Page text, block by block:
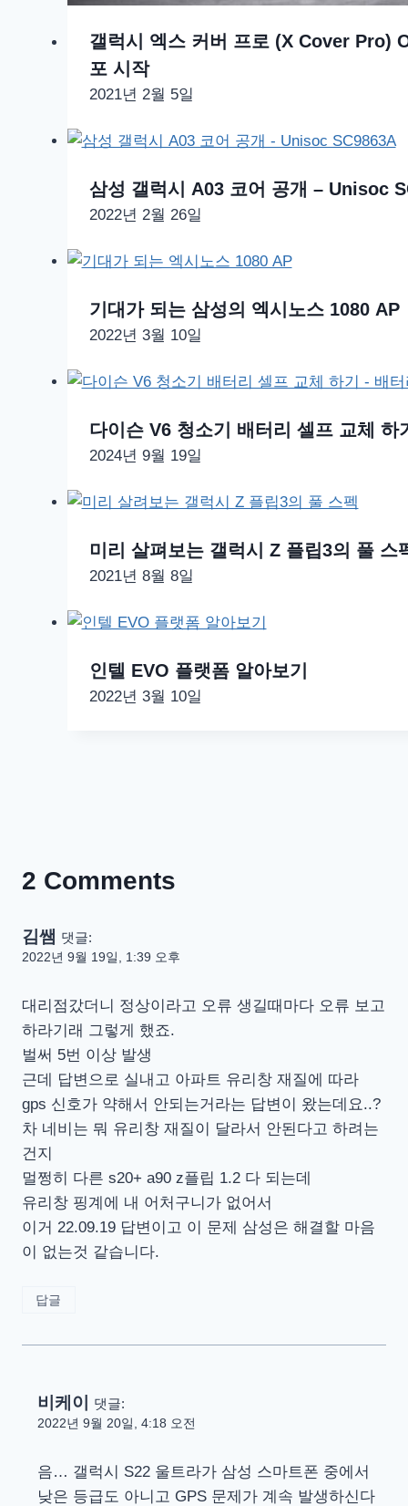
갤럭시 엑스 커버 프로 (X Cover Pro)
포 시작
2021년 2월 5일
삼성 갤럭시 A03 코어 공개 – Unisoc
2022년 2월 26일
기대가 되는 삼성의 엑시노스 1080 AP
2022년 3월 10일
다이슨 V6 청소기 배터리 셀프 교체 하
2024년 9월 19일
미리 살펴보는 갤럭시 Z 플립3의 풀 스
2021년 8월 8일
인텔 EVO 플랫폼 알아보기
2022년 3월 10일
2 Comments
김쌤 댓글:
2022년 9월 19일, 1:39 오후
대리점갔더니 정상이라고 오류 생길때마다 오류 보고
하라기래 그렇게 했죠.
벌써 5번 이상 발생
근데 답변으로 실내고 아파트 유리창 재질에 따라
gps 신호가 약해서 안되는거라는 답변이 왔는데요..?
차 네비는 뭐 유리창 재질이 달라서 안된다고 하려는
건지
멀쩡히 다른 s20+ a90 z플립 1.2 다 되는데
유리창 핑계에 내 어처구니가 없어서
이거 22.09.19 답변이고 이 문제 삼성은 해결할 마음
이 없는것 같습니다.
답글
비케이 댓글:
2022년 9월 20일, 4:18 오전
음… 갤럭시 S22 울트라가 삼성 스마트폰 중에서
낮은 등급도 아니고 GPS 문제가 계속 발생하신다